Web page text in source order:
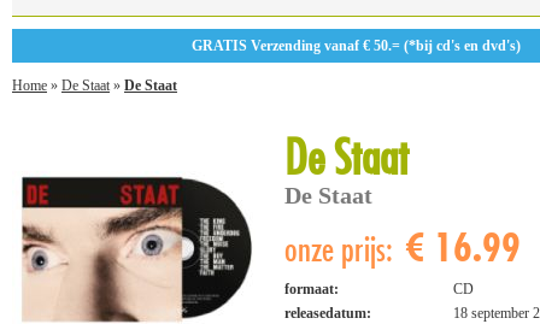
GRATIS Verzending vanaf € 50.= (*bij cd's en dvd's)
Home » De Staat » De Staat
De Staat
De Staat
onze prijs: € 16.99
formaat:
CD
releasedatum:
18 september